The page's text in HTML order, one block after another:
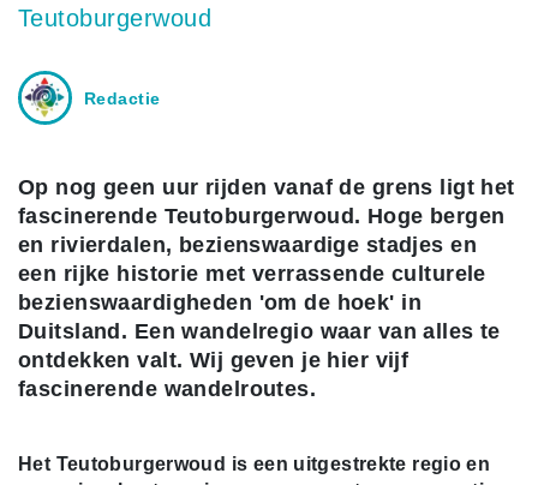
Teutoburgerwoud
Redactie
Op nog geen uur rijden vanaf de grens ligt het
fascinerende Teutoburgerwoud. Hoge bergen
en rivierdalen, bezienswaardige stadjes en
een rijke historie met verrassende culturele
bezienswaardigheden 'om de hoek' in
Duitsland. Een wandelregio waar van alles te
ontdekken valt. Wij geven je hier vijf
fascinerende wandelroutes.
Het Teutoburgerwoud is een uitgestrekte regio en